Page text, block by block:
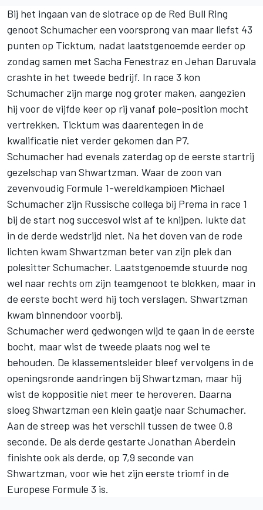
Bij het ingaan van de slotrace op de Red Bull Ring
genoot Schumacher een voorsprong van maar liefst 43
punten op Ticktum, nadat laatstgenoemde eerder op
zondag samen met Sacha Fenestraz en Jehan Daruvala
crashte in het tweede bedrijf. In race 3 kon
Schumacher zijn marge nog groter maken, aangezien
hij voor de vijfde keer op rij vanaf pole-position mocht
vertrekken. Ticktum was daarentegen in de
kwalificatie niet verder gekomen dan P7.
Schumacher had evenals zaterdag op de eerste startrij
gezelschap van Shwartzman. Waar de zoon van
zevenvoudig Formule 1-wereldkampioen Michael
Schumacher zijn Russische collega bij Prema in race 1
bij de start nog succesvol wist af te knijpen, lukte dat
in de derde wedstrijd niet. Na het doven van de rode
lichten kwam Shwartzman beter van zijn plek dan
polesitter Schumacher. Laatstgenoemde stuurde nog
wel naar rechts om zijn teamgenoot te blokken, maar in
de eerste bocht werd hij toch verslagen. Shwartzman
kwam binnendoor voorbij.
Schumacher werd gedwongen wijd te gaan in de eerste
bocht, maar wist de tweede plaats nog wel te
behouden. De klassementsleider bleef vervolgens in de
openingsronde aandringen bij Shwartzman, maar hij
wist de koppositie niet meer te heroveren. Daarna
sloeg Shwartzman een klein gaatje naar Schumacher.
Aan de streep was het verschil tussen de twee 0,8
seconde. De als derde gestarte Jonathan Aberdein
finishte ook als derde, op 7,9 seconde van
Shwartzman, voor wie het zijn eerste triomf in de
Europese Formule 3 is.